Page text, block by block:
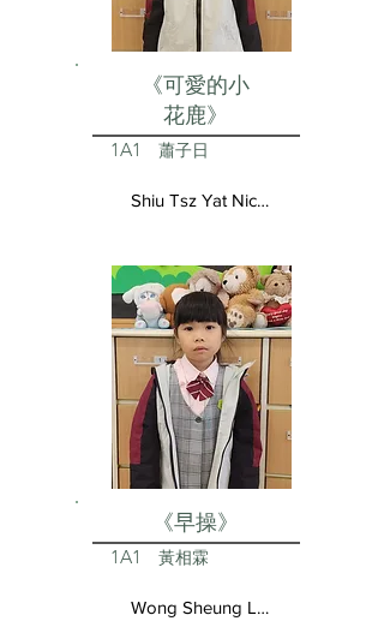
《可愛的小
花鹿》
1A1 蕭子日
Shiu Tsz Yat Nicolas
《早操》
1A1 黃相霖
Wong Sheung Lam